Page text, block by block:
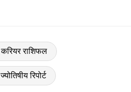
राशिफल
रिपोर्ट